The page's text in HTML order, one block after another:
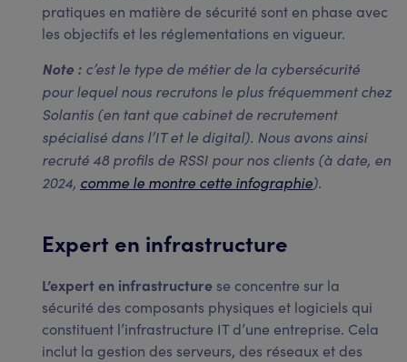
pratiques en matière de sécurité sont en phase avec
les objectifs et les réglementations en vigueur.
Note : c’est le type de métier de la cybersécurité
pour lequel nous recrutons le plus fréquemment chez
Solantis (en tant que cabinet de recrutement
spécialisé dans l’IT et le digital). Nous avons ainsi
recruté 48 profils de RSSI pour nos clients (à date, en
2024, comme le montre cette infographie).
Expert en infrastructure
L’expert en infrastructure se concentre sur la
sécurité des composants physiques et logiciels qui
constituent l’infrastructure IT d’une entreprise. Cela
inclut la gestion des serveurs, des réseaux et des